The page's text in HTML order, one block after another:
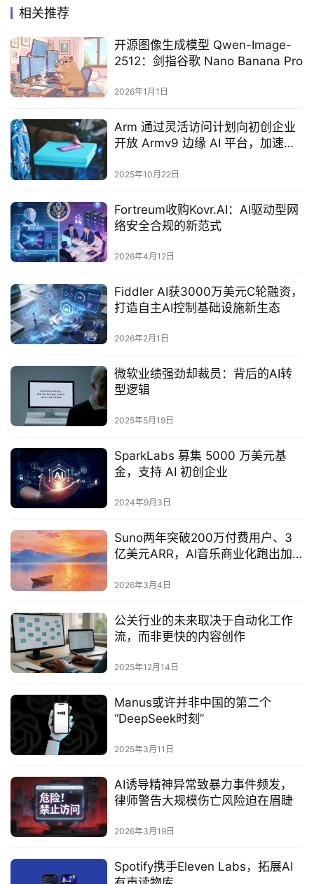
相关推荐
开源图像生成模型 Qwen-Image-
2512：剑指谷歌 Nano Banana Pro
2026年1月1日
Arm 通过灵活访问计划向初创企业
开放 Armv9 边缘 AI 平台，加速边
2025年10月22日
Fortreum收购Kovr.AI：AI驱动型网
络安全合规的新范式
2026年4月12日
Fiddler AI获3000万美元C轮融资，
打造自主AI控制基础设施新生态
2026年2月1日
微软业绩强劲却裁员：背后的AI转
型逻辑
2025年5月19日
SparkLabs 募集 5000 万美元基
金，支持 AI 初创企业
2024年9月3日
Suno两年突破200万付费用户、3
亿美元ARR，AI音乐商业化跑出加
2026年3月4日
公关行业的未来取决于自动化工作
流，而非更快的内容创作
2025年12月14日
Manus或许并非中国的第二个
“DeepSeek时刻”‌
2025年3月11日
AI诱导精神异常致暴力事件频发，
律师警告大规模伤亡风险迫在眉睫
2026年3月19日
Spotify携手Eleven Labs，拓展AI